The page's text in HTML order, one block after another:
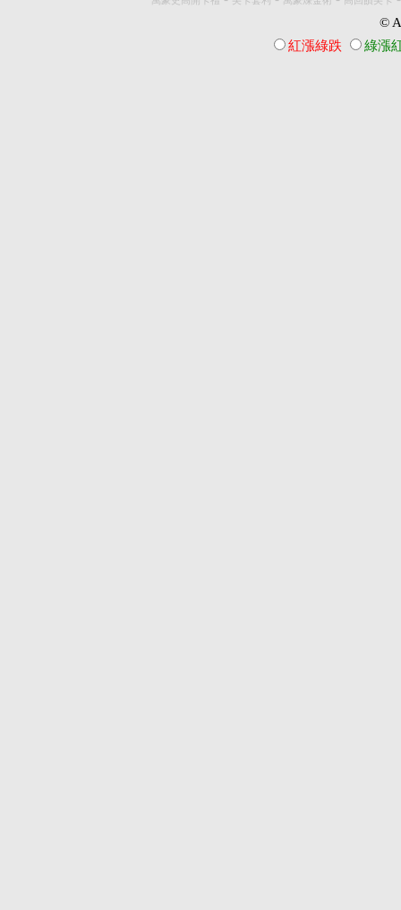
©
紅漲綠跌
綠漲